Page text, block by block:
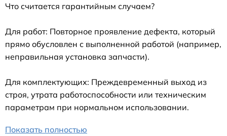
Что считается гарантийным случаем?
Для работ: Повторное проявление дефекта, который
прямо обусловлен с выполненной работой (например,
неправильная установка запчасти).
Для комплектующих: Преждевременный выход из
строя, утрата работоспособности или техническим
параметрам при нормальном использовании.
Показать полностью